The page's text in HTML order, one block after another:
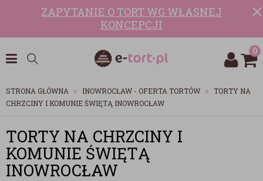
ZAPYTANIE O TORT WG WŁASNEJ
KONCEPCJI
0
STRONA GŁÓWNA INOWROCŁAW - OFERTA TORTÓW
TORTY NA
CHRZCINY I KOMUNIE ŚWIĘTĄ INOWROCŁAW
TORTY NA CHRZCINY I
KOMUNIE ŚWIĘTĄ
INOWROCŁAW